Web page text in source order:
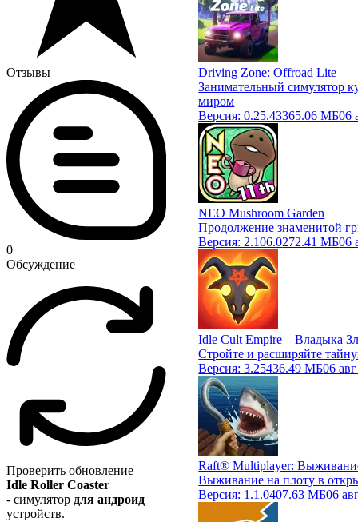
Отзывы
0
Обсуждение
Проверить обновление
Idle Roller Coaster
- симулятор для андроид
устройств.
Driving Zone: Offroad Lite
Занимательный симулятор
миром
Версия: 0.25.43365.06 МБ06
NEO Mushroom Garden
Продолжение знаменитой
Версия: 2.106.0272.41 МБ06
Idle Cult Empire – Владыка
Стройте и расширяйте
Версия: 3.25436.49 МБ06
Raft® Multiplayer:
Выживание на плоту в
Версия: 1.1.0407.63 МБ06